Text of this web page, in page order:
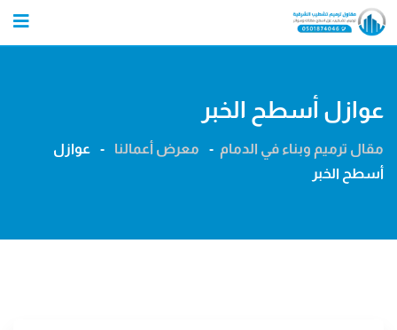
Skip
عوازل أسطح الخبر
مقال ترميم وبناء في الدمام - معرض أعمالنا -
عوازل
أسطح الخبر